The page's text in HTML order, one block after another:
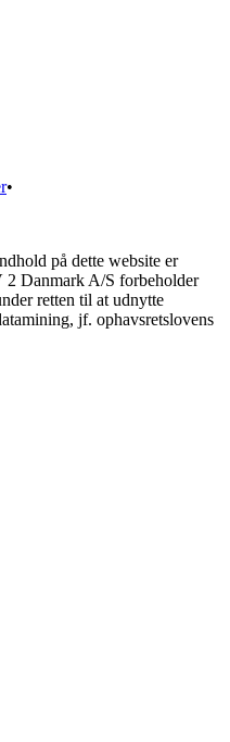
•
på dette website er
2 Danmark A/S forbeholder
retten til at udnytte
jf. ophavsretslovens